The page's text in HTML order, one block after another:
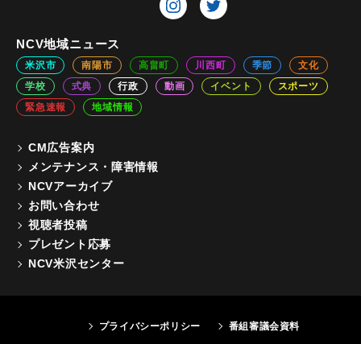
NCV地域ニュース
米沢市 南陽市 高畠町 川西町 季節
文化
学校
式典 行政 動画 イベント
スポーツ
緊急速報
地域情報
CM広告案内
メンテナンス・障害情報
NCVアーカイブ
お問い合わせ
視聴者投稿
プレゼント応募
NCV米沢センター
プライバシーポリシー 番組審議会資料